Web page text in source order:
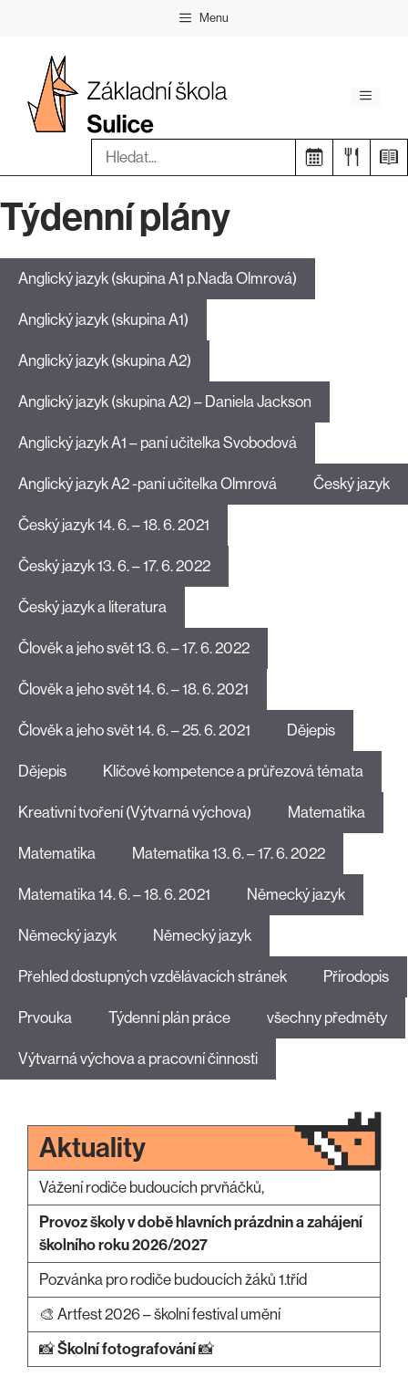
Menu
Menu
Hledat:
Týdenní plány
Anglický jazyk (skupina A1 p.Naďa Olmrová)
Anglický jazyk (skupina A1)
Anglický jazyk (skupina A2)
Anglický jazyk (skupina A2) – Daniela Jackson
Anglický jazyk A1 – paní učitelka Svobodová
Anglický jazyk A2 -paní učitelka Olmrová Český jazyk
Český jazyk 14. 6. – 18. 6. 2021
Český jazyk 13. 6. – 17. 6. 2022
Český jazyk a literatura
Člověk a jeho svět 13. 6. – 17. 6. 2022
Člověk a jeho svět 14. 6. – 18. 6. 2021
Člověk a jeho svět 14. 6. – 25. 6. 2021 Dějepis
Dějepis Klíčové kompetence a průřezová témata
Kreativní tvoření (Výtvarná výchova) Matematika
Matematika Matematika 13. 6. – 17. 6. 2022
Matematika 14. 6. – 18. 6. 2021 Německý jazyk
Německý jazyk Německý jazyk
Přehled dostupných vzdělávacích stránek Přírodopis
Prvouka Týdenní plán práce všechny předměty
Výtvarná výchova a pracovní činnosti
Aktuality
Vážení rodiče budoucích prvňáčků,
Provoz školy v době hlavních prázdnin a zahájení
školního roku 2026/2027
Pozvánka pro rodiče budoucích žáků 1.tříd
🎨 Artfest 2026 – školní festival umění
📸Školní fotografování📸